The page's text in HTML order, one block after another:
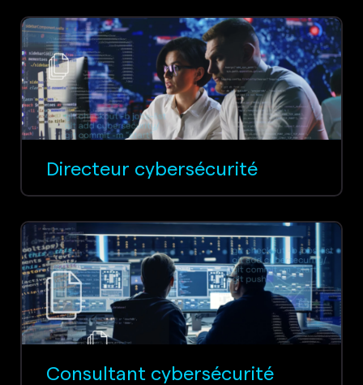
Directeur cybersécurité
Consultant cybersécurité